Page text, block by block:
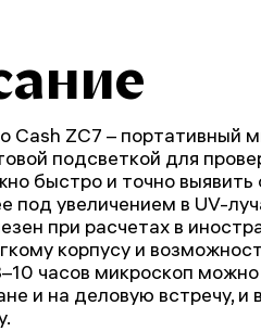
Cash ZC7 – портативный
подсветкой для
быстро и точно выявить
под увеличением в UV-
при расчетах в
корпусу и
часов микроскоп
и на деловую встречу, и